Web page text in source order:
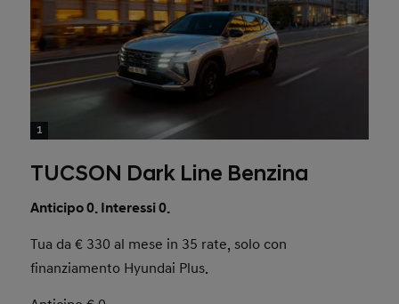
1
TUCSON Dark Line Benzina
Anticipo 0. Interessi 0.
Tua da € 330 al mese in 35 rate, solo con
finanziamento Hyundai Plus.